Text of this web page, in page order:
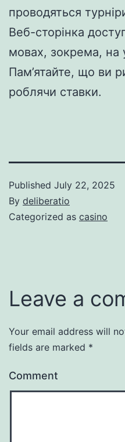
проводяться
Веб-сторінка
мовах, зокрема, на
Пам’ятайте, що ви
роблячи ставки.
Published July 22, 2025
By deliberatio
Categorized as casino
Leave a
Your email address will
fields are marked *
Comment